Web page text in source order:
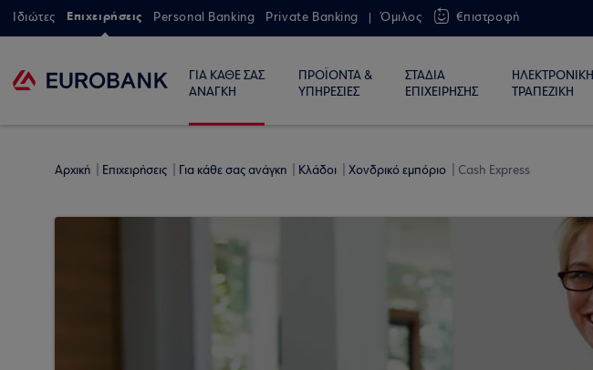
Ιδιώτες Επιχειρήσεις Personal Banking Private Banking Όμιλος €πιστροφή
ΓΙΑ ΚΑΘΕ ΣΑΣ
ΑΝΑΓΚΗ
ΠΡΟΪΟΝΤΑ &
ΥΠΗΡΕΣΙΕΣ
ΣΤΑΔΙΑ
ΕΠΙΧΕΙΡΗΣΗΣ
ΗΛΕΚΤΡΟΝΙΚΗ
ΤΡΑΠΕΖΙΚΗ
Αρχική Επιχειρήσεις Για κάθε σας ανάγκη Κλάδοι Χονδρικό εμπόριο Cash Express